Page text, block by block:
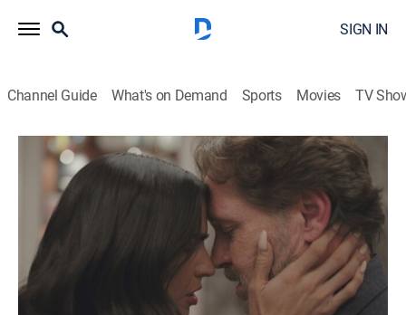
SIGN IN
Channel Guide What's on Demand Sports Movies TV
Parientes a la fuerza
S1 E97 | El hombre que amo
0h 43m Telemundo|2022
Carmen llega a la casa de George para recuperar el
tiempo perdido. Rick no puede controlar su rabia e
intenta imponerse usando la gira como excusa. Clío
llama a Andy para decirle lo que siente.